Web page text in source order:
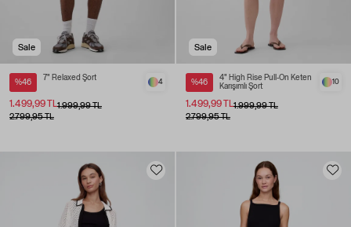
Sale
%46
7" Relaxed Şort
1.999,99 TL
1.499,99 TL
4
2.799,95 TL
Sale
%46
4" High Rise Pull-On Keten
Karışımlı Şort
1.999,99 TL
1.499,99 TL
10
2.799,95 TL